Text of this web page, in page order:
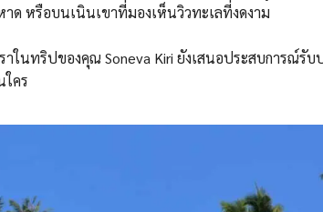
ด หรือบนเนินเขาที่มองเห็นวิวทะเลที่งดงาม
ในทริปของคุณ Soneva Kiri ยังเสนอประสบการณ์รับ
คร